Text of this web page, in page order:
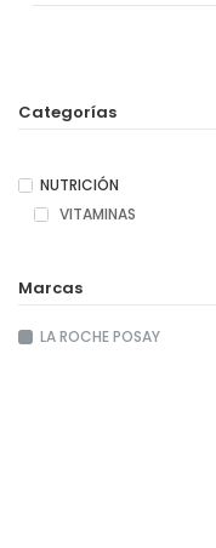
Categorías
NUTRICIÓN
VITAMINAS
Marcas
LA ROCHE POSAY